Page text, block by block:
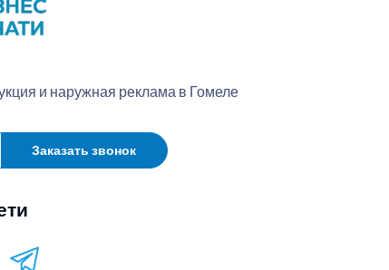
и наружная реклама в Гомеле
Заказать звонок